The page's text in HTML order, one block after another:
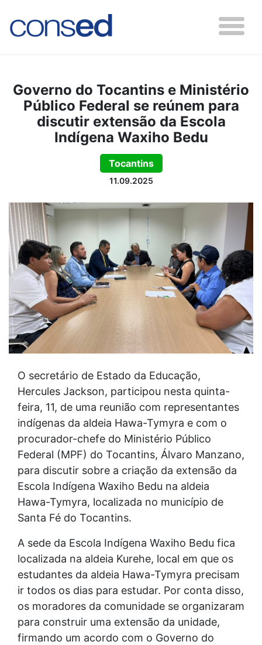
Governo do Tocantins e Ministério
Público Federal se reúnem para
discutir extensão da Escola
Indígena Waxiho Bedu
Tocantins
11.09.2025
O secretário de Estado da Educação,
Hercules Jackson, participou nesta quinta-
feira, 11, de uma reunião com representantes
indígenas da aldeia Hawa-Tymyra e com o
procurador-chefe do Ministério Público
Federal (MPF) do Tocantins, Álvaro Manzano,
para discutir sobre a criação da extensão da
Escola Indígena Waxiho Bedu na aldeia
Hawa-Tymyra, localizada no município de
Santa Fé do Tocantins.
A sede da Escola Indígena Waxiho Bedu fica
localizada na aldeia Kurehe, local em que os
estudantes da aldeia Hawa-Tymyra precisam
ir todos os dias para estudar. Por conta disso,
os moradores da comunidade se organizaram
para construir uma extensão da unidade,
firmando um acordo com o Governo do